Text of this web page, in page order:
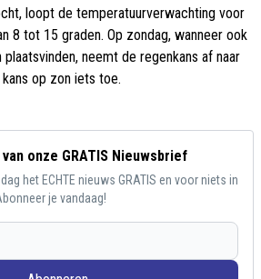
loopt de temperatuurverwachting voor
8 tot 15 graden. Op zondag, wanneer ook
neemt de regenkans af naar
op zon iets toe.
onze GRATIS Nieuwsbrief
dag het ECHTE nieuws GRATIS en voor niets in
je vandaag!